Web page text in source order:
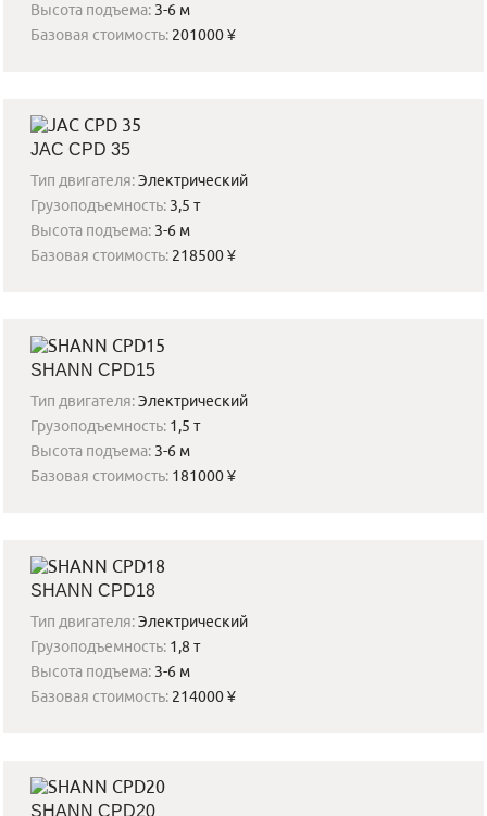
Высота подъема: 3-6 м
Базовая стоимость: 201000 ¥
JAC CPD 35
Тип двигателя:Электрический
Грузоподъемность: 3,5 т
Высота подъема: 3-6 м
Базовая стоимость: 218500 ¥
SHANN CPD15
Тип двигателя:Электрический
Грузоподъемность: 1,5 т
Высота подъема: 3-6 м
Базовая стоимость: 181000 ¥
SHANN CPD18
Тип двигателя:Электрический
Грузоподъемность: 1,8 т
Высота подъема: 3-6 м
Базовая стоимость: 214000 ¥
SHANN CPD20